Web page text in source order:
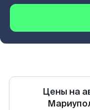
Цены на